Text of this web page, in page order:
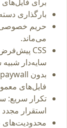
بارگذاری
حریم خصوصی
می‌ماند.
سایه‌دار
فایل‌های
تکرار سریع:
استقرار